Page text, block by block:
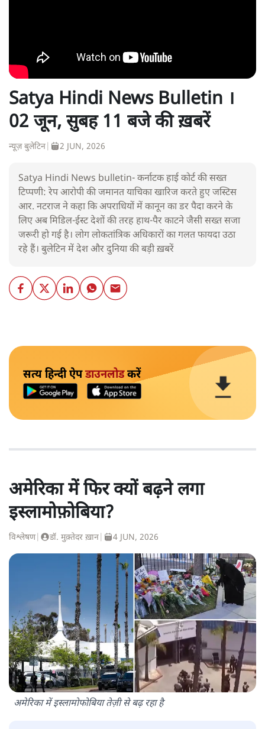
Satya Hindi News Bulletin ।
02 जून, सुबह 11 बजे की ख़बरें
न्यूज़ बुलेटिन 2 JUN, 2026
Satya Hindi News bulletin- कर्नाटक हाई कोर्ट की सख्त
टिप्पणी: रेप आरोपी की जमानत याचिका खारिज करते हुए जस्टिस
आर. नटराज ने कहा कि अपराधियों में कानून का डर पैदा करने के
लिए अब मिडिल-ईस्ट देशों की तरह हाथ-पैर काटने जैसी सख्त सजा
जरूरी हो गई है। लोग लोकतांत्रिक अधिकारों का गलत फायदा उठा
रहे हैं। बुलेटिन में देश और दुनिया की बड़ी ख़बरें
सत्य हिन्दी ऐपडाउनलोडकरें
अमेरिका में फिर क्यों बढ़ने लगा
इस्लामोफ़ोबिया?
विश्लेषण| डॉ. मुक़्तेदर ख़ान 4 JUN, 2026
अमेरिका में इस्लामोफोबिया तेज़ी से बढ़ रहा है